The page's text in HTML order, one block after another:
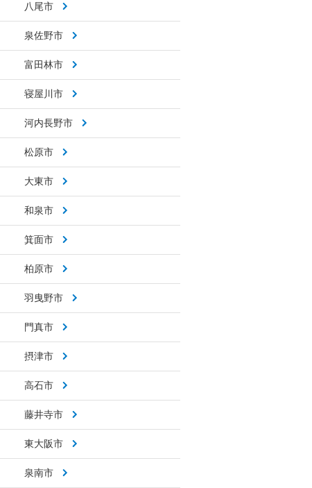
八尾市
泉佐野市
富田林市
寝屋川市
河内長野市
松原市
大東市
和泉市
箕面市
柏原市
羽曳野市
門真市
摂津市
高石市
藤井寺市
東大阪市
泉南市